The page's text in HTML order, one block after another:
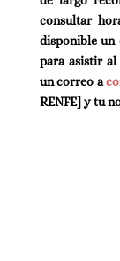
consultar
disponible un
para asistir al
un correo a
RENFE] y tu